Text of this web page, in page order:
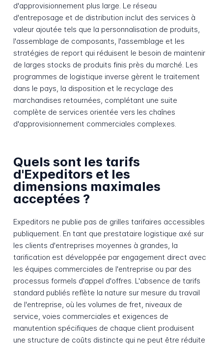
d'approvisionnement plus large. Le réseau
d'entreposage et de distribution inclut des services à
valeur ajoutée tels que la personnalisation de produits,
l'assemblage de composants, l'assemblage et les
stratégies de report qui réduisent le besoin de maintenir
de larges stocks de produits finis près du marché. Les
programmes de logistique inverse gèrent le traitement
dans le pays, la disposition et le recyclage des
marchandises retournées, complétant une suite
complète de services orientée vers les chaînes
d'approvisionnement commerciales complexes.
Quels sont les tarifs
d'Expeditors et les
dimensions maximales
acceptées ?
Expeditors ne publie pas de grilles tarifaires accessibles
publiquement. En tant que prestataire logistique axé sur
les clients d'entreprises moyennes à grandes, la
tarification est développée par engagement direct avec
les équipes commerciales de l'entreprise ou par des
processus formels d'appel d'offres. L'absence de tarifs
standard publiés reflète la nature sur mesure du travail
de l'entreprise, où les volumes de fret, niveaux de
service, voies commerciales et exigences de
manutention spécifiques de chaque client produisent
une structure de coûts distincte qui ne peut être réduite